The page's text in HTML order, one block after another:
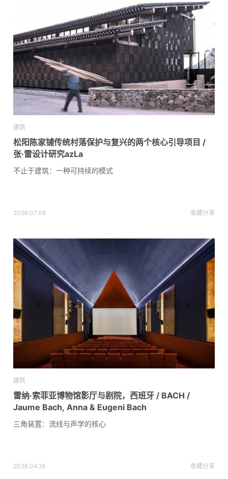
建筑
松阳陈家铺传统村落保护与复兴的两个核心引导项目 /
张·雷设计研究azLa
不止于建筑：一种可持续的模式
2026.07.06 收藏分享
建筑
雷纳·索菲亚博物馆影厅与剧院，西班牙 / BACH /
Jaume Bach, Anna & Eugeni Bach
三角装置：流线与声学的核心
2026.04.16 收藏分享